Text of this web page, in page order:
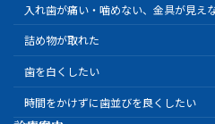
入れ歯が痛い・噛めない、金具が見え
詰め物が取れた
歯を白くしたい
時間をかけずに歯並びを良くしたい